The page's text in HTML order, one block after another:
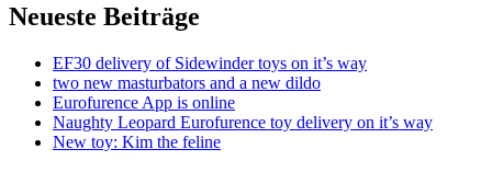
Neueste Beiträge
EF30 delivery of Sidewinder toys on it’s way
two new masturbators and a new dildo
Eurofurence App is online
Naughty Leopard Eurofurence toy delivery on it’s way
New toy: Kim the feline